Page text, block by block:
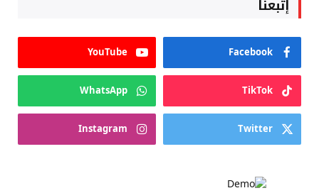
إتبعنا
Facebook
YouTube
TikTok
WhatsApp
Twitter
Instagram